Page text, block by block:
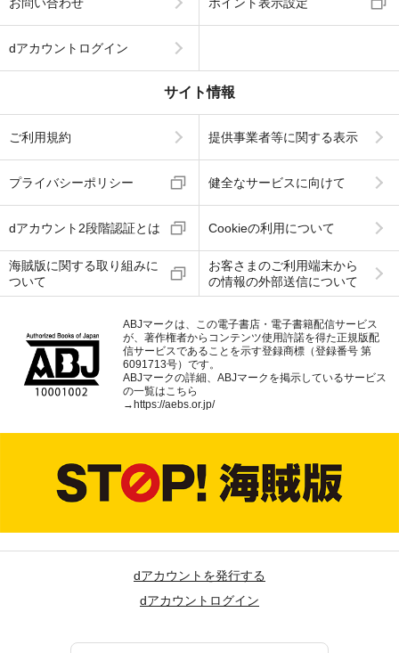
dアカウントログイン
サイト情報
ご利用規約 提供事業者等に関する表示
プライバシーポリシー 健全なサービスに向けて
dアカウント2段階認証とは Cookieの利用について
海賊版に関する取り組みに
ついて
お客さまのご利用端末から
の情報の外部送信について
ABJマークは、この電子書店・電子書籍配信サービス
が、著作権者からコンテンツ使用許諾を得た正規版配
信サービスであることを示す登録商標（登録番号 第
6091713号）です。
ABJマークの詳細、ABJマークを掲示しているサービス
の一覧はこちら
→ https://aebs.or.jp/
dアカウントを発行する
dアカウントログイン